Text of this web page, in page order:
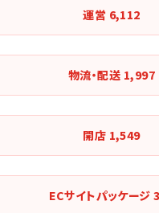
運営 6,112
物流・配送 1,997
開店 1,549
ECサイトパッケージ